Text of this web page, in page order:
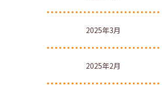
2025年3月
2025年2月